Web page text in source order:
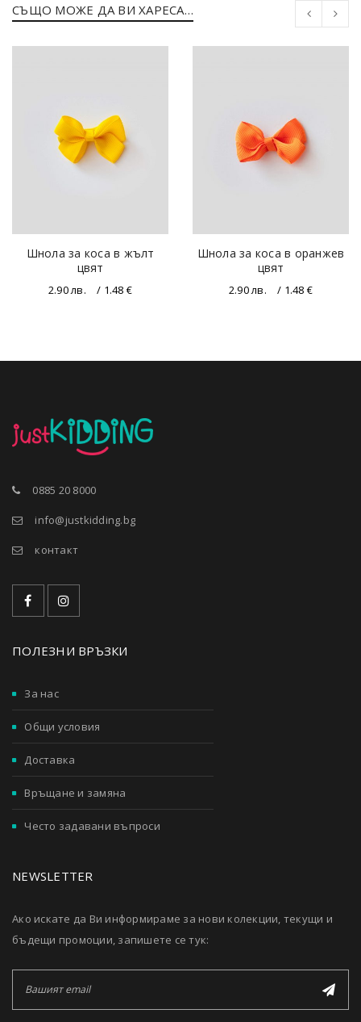
СЪЩО МОЖЕ ДА ВИ ХАРЕСА…
Шнола за коса в жълт
цвят
2.90лв. / 1.48 €
Шнола за коса в оранжев
цвят
2.90лв. / 1.48 €
0885 20 8000
info@justkidding.bg
контакт
ПОЛЕЗНИ ВРЪЗКИ
За нас
Общи условия
Доставка
Връщане и замяна
Често задавани въпроси
NEWSLETTER
Ако искате да Ви информираме за нови колекции, текущи и
бъдещи промоции, запишете се тук: